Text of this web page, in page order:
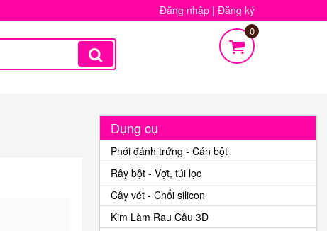
Đăng nhập | Đăng ký
0
Dụng cụ
Phới đánh trứng - Cán bột
Rây bột - Vợt, túi lọc
Cây vét - Chổi silicon
Kim Làm Rau Câu 3D